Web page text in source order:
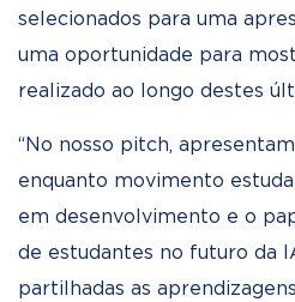
selecionados para uma
uma oportunidade para
realizado ao longo destes
“No nosso pitch,
enquanto movimento
em desenvolvimento e o
de estudantes no futuro da
partilhadas as